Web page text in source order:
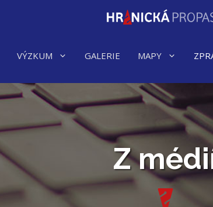
VÝZKUM GALERIE MAPY
Z